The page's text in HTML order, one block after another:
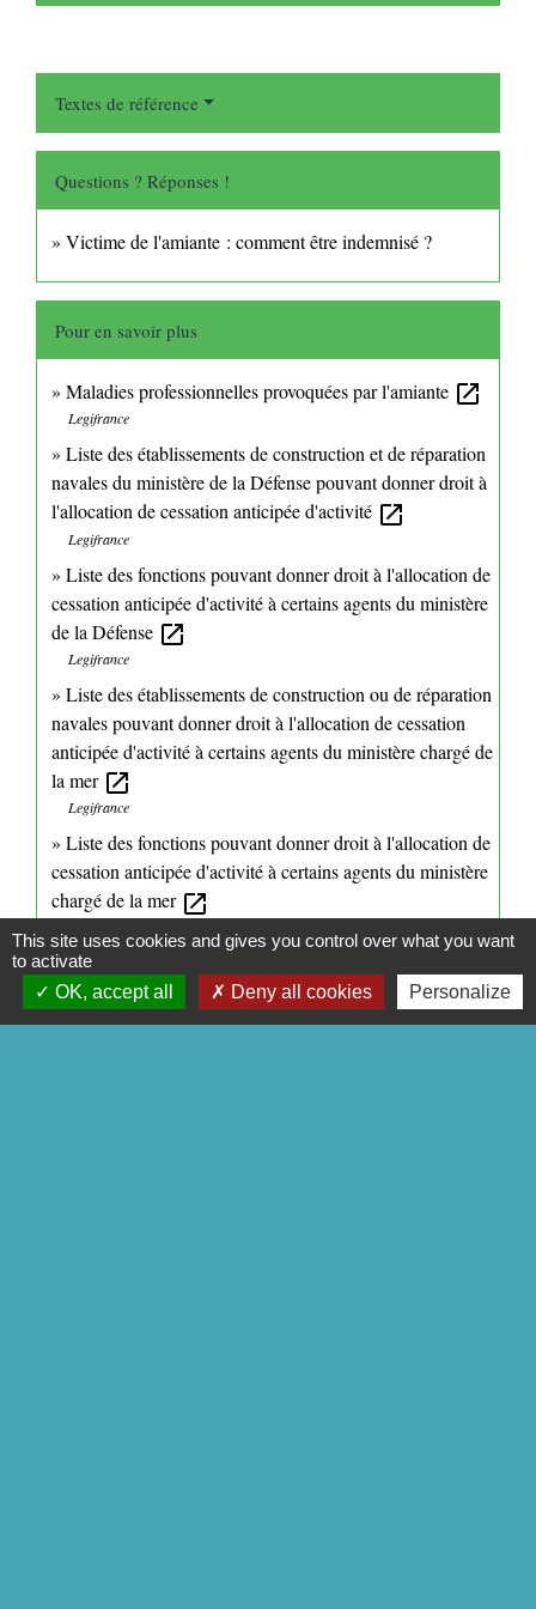
Textes de référence
Questions ? Réponses !
Victime de l'amiante : comment être indemnisé ?
Pour en savoir plus
Maladies professionnelles provoquées par l'amiante open_in_new
Legifrance
Liste des établissements de construction et de réparation
navales du ministère de la Défense pouvant donner droit à
l'allocation de cessation anticipée d'activité open_in_new
Legifrance
Liste des fonctions pouvant donner droit à l'allocation de
cessation anticipée d'activité à certains agents du ministère
de la Défense open_in_new
Legifrance
Liste des établissements de construction ou de réparation
navales pouvant donner droit à l'allocation de cessation
anticipée d'activité à certains agents du ministère chargé de
la mer open_in_new
Legifrance
Liste des fonctions pouvant donner droit à l'allocation de
cessation anticipée d'activité à certains agents du ministère
chargé de la mer open_in_new
Allocation spécifique de cessation anticipée d'activité
amianteopen_in_new
This site uses cookies and gives you control over what you want
to activate
OK, accept all
Deny all cookies Personalize